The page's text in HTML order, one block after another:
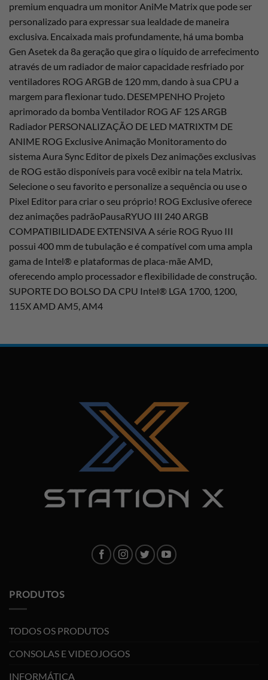
premium enquadra um monitor AniMe Matrix que pode ser
personalizado para expressar sua lealdade de maneira
exclusiva. Encaixada mais profundamente, há uma bomba
Gen Asetek da 8a geração que gira o líquido de arrefecimento
através de um radiador de maior capacidade resfriado por
ventiladores ROG ARGB de 120 mm, dando à sua CPU a
margem para flexionar tudo. DESEMPENHO Projeto
aprimorado da bomba Ventilador ROG AF 12S ARGB
Radiador PERSONALIZAÇÃO DE LED MATRIXTM DE
ANIME ROG Exclusive Animação Monitoramento do
sistema Aura Sync Editor de pixels Dez animações exclusivas
de ROG estão disponíveis para você exibir na tela Matrix.
Selecione o seu favorito e personalize a sequência ou use o
Pixel Editor para criar o seu próprio! ROG Exclusive oferece
dez animações padrãoPausaRYUO III 240 ARGB
COMPATIBILIDADE EXTENSIVA A série ROG Ryuo III
possui 400 mm de tubulação e é compatível com uma ampla
gama de Intel® e plataformas de placa-mãe AMD,
oferecendo amplo processador e flexibilidade de construção.
SUPORTE DO BOLSO DA CPU Intel® LGA 1700, 1200,
115X AMD AM5, AM4
PRODUTOS
TODOS OS PRODUTOS
CONSOLAS E VIDEOJOGOS
INFORMÁTICA